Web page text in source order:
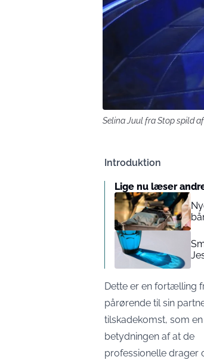
Selina Juul fra Stop spild
Introduktion
Lige nu læser
Dette er en fortælling
pårørende til sin
tilskadekomst, som
betydningen af at de
professionelle drager